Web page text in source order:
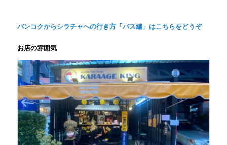
バンコクからシラチャへの行き方「バス編」はこちらをどうぞ
お店の雰囲気